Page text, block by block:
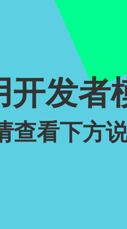
开发者
看下方